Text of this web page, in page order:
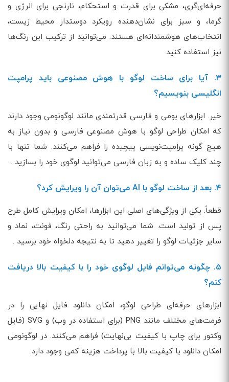
حرفه‌ای‌گری، مشکی برای قدرت و استحکام، نارنجی برای انرژی و
گرما، و سبز برای نشان‌دهنده رویکرد دوستدار محیط زیست،
انتخاب‌های هوشمندانه‌ای هستند. می‌توانید از ترکیب این رنگ‌ها
نیز استفاده کنید.
۳. آیا برای ساخت لوگو با هوش مصنوعی باید پرامپت
انگلیسی بنویسیم؟
خیر. ابزارهای بومی و فارسی قدرتمندی مانند لوگونومی وجود دارند
که امکان طراحی لوگو با هوش مصنوعی فارسی و بدون نیاز به
هیچ گونه پرامپت‌نویسی پیچیده را فراهم می‌کنند. شما تنها با
چند کلیک ساده و به زبان فارسی می‌توانید لوگوی خود را بسازید .
۴. بعد از ساخت لوگو با AI می‌توان آن را ویرایش کرد؟
قطعاً. یکی از ویژگی‌های اصلی این ابزارها، امکان ویرایش کامل طرح
پس از تولید است. شما می‌توانید به راحتی رنگ، فونت، نماد و
سایر جزئیات لوگو را تغییر دهید تا به نتیجه دلخواه خود برسید .
۵. چگونه می‌توانم فایل لوگوی خود را با کیفیت بالا دریافت
کنم؟
ابزارهای حرفه‌ای طراحی لوگو، امکان دانلود فایل نهایی را در
فرمت‌های مختلف مانند PNG (برای استفاده در وب) و SVG (فایل
وکتور برای چاپ با کیفیت بی‌نهایت) فراهم می‌کنند. در لوگونومی
امکان دانلود با کیفیت بالا با پرداخت هزینه کمی وجود دارد.